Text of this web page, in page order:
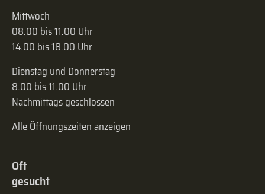
Mittwoch
08.00 bis 11.00 Uhr
14.00 bis 18.00 Uhr
Dienstag und Donnerstag
8.00 bis 11.00 Uhr
Nachmittags geschlossen
Alle Öffnungszeiten anzeigen
Oft
gesucht